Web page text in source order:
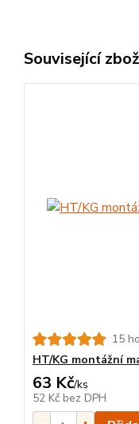
Související
15
HT/KG montážní
63 Kč/ks
52 Kč bez DPH